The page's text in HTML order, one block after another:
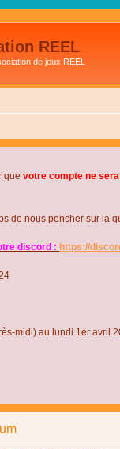
REEL
de jeux REEL
que votre compte ne
de nous pencher sur la
discord : https://
midi) au lundi 1er avril